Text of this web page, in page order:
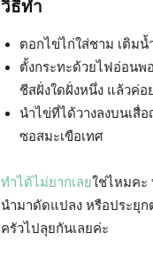
วิธีทำ
ตอกไข่ไก่ใส่ชาม เติมน้
ตั้งกระทะด้วยไฟอ่อนพ
ชีสฝั่งใดฝั่งหนึ่ง แล้วค่
นำไข่ที่ได้วางลงบนเสื่
ซอสมะเขือเทศ
ทำได้ไม่ยากเลยใช่ไหมคะ
นำมาดัดแปลง หรือประยุก
ครัวไปลุยกันเลยค่ะ